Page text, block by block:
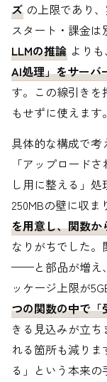
ズ の上限であり
スタート・課金は
LLMの推論 よりも、
AI処理」をサーバ
す。この線引き
もせずに使えます。
具体的な構成で考
「アップロード
し用に整える」
250MBの壁に収ま
を用意し、関数か
なりがちでした
——と部品が増え
ッケージ上限が
つの関数の中で
きる見込みが立
れる箇所も減り
る」という本来の